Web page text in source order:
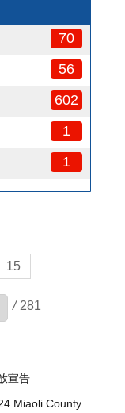
70
56
602
1
1
15
/ 281
宣告
Miaoli County